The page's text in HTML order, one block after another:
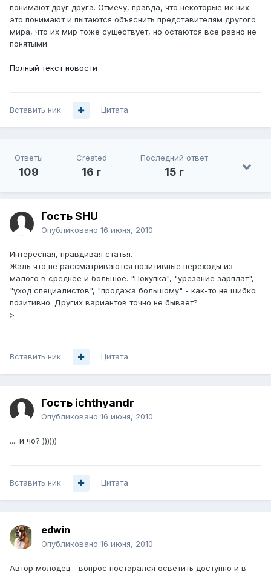
понимают друг друга. Отмечу, правда, что некоторые их них
это понимают и пытаются объяснить представителям другого
мира, что их мир тоже существует, но остаются все равно не
понятыми.
Полный текст новости
Вставить ник Цитата
Ответы
109
Created
16 г
Последний ответ
15 г
Гость SHU
Опубликовано 16 июня, 2010
Интересная, правдивая статья.
Жаль что не рассматриваются позитивные переходы из
малого в среднее и большое. "Покупка", "урезание зарплат",
"уход специалистов", "продажа большому" - как-то не шибко
позитивно. Других вариантов точно не бывает?
>
Вставить ник Цитата
Гость ichthyandr
Опубликовано 16 июня, 2010
.... и чо? ))))))
Вставить ник Цитата
edwin
Опубликовано 16 июня, 2010
Автор молодец - вопрос постарался осветить доступно и в